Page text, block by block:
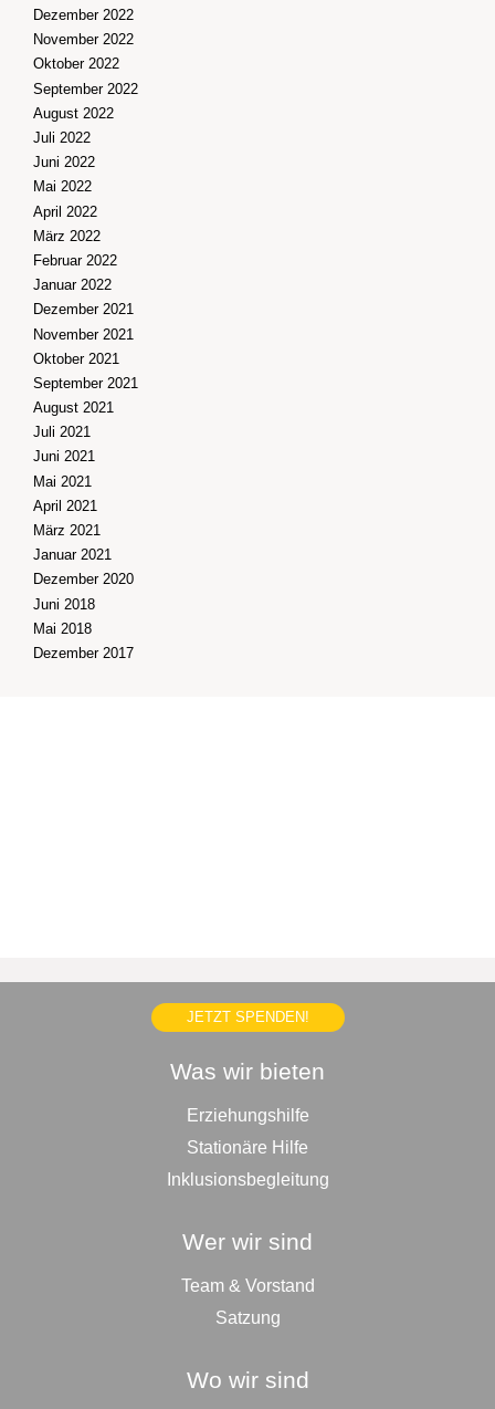
Dezember 2022
November 2022
Oktober 2022
September 2022
August 2022
Juli 2022
Juni 2022
Mai 2022
April 2022
März 2022
Februar 2022
Januar 2022
Dezember 2021
November 2021
Oktober 2021
September 2021
August 2021
Juli 2021
Juni 2021
Mai 2021
April 2021
März 2021
Januar 2021
Dezember 2020
Juni 2018
Mai 2018
Dezember 2017
JETZT SPENDEN!
Was wir bieten
Erziehungshilfe
Stationäre Hilfe
Inklusionsbegleitung
Wer wir sind
Team & Vorstand
Satzung
Wo wir sind